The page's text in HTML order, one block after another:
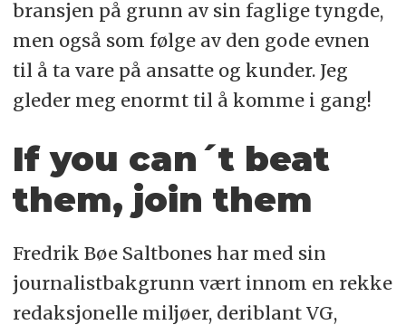
bransjen på grunn av sin faglige tyngde,
men også som følge av den gode evnen
til å ta vare på ansatte og kunder. Jeg
gleder meg enormt til å komme i gang!
If you can´t beat
them, join them
Fredrik Bøe Saltbones har med sin
journalistbakgrunn vært innom en rekke
redaksjonelle miljøer, deriblant VG,